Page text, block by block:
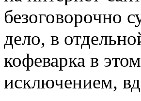
безоговорочно
дело, в
кофеварка в
исключением,